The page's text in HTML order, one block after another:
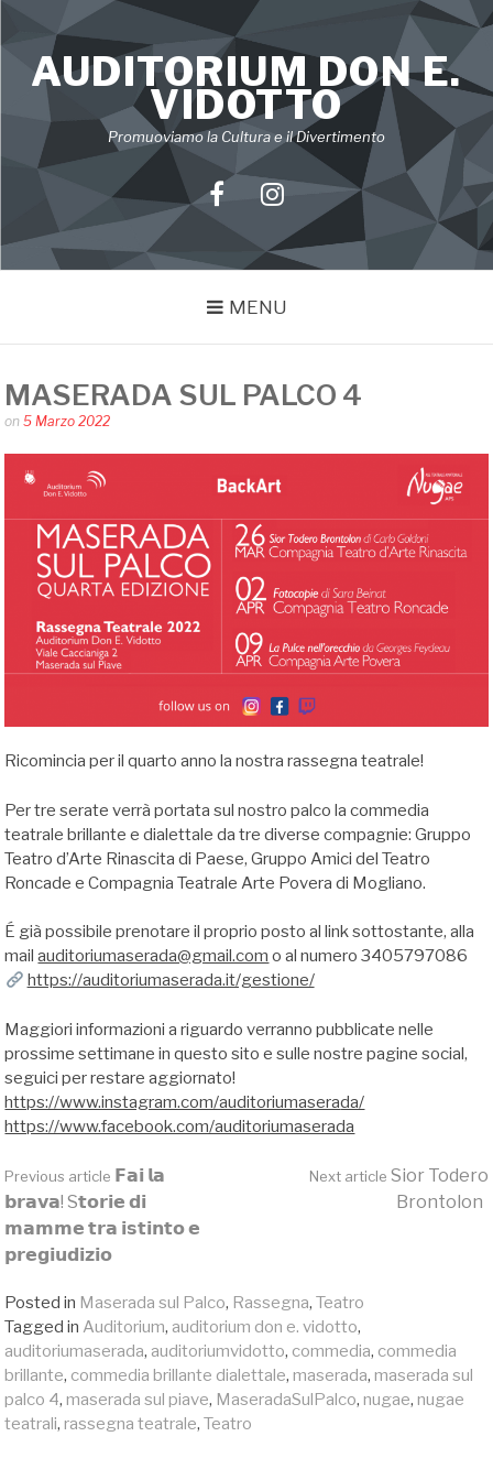
contentAUDITORIUM DON E.
VIDOTTO
Promuoviamo la Cultura e il Divertimento
FacebookInstagram
MENU
MASERADA SUL PALCO 4
Posted
Bin
on5 Marzo 2022
Ricomincia per il quarto anno la nostra rassegna teatrale!
Per tre serate verrà portata sul nostro palco la commedia
teatrale brillante e dialettale da tre diverse compagnie: Gruppo
Teatro d’Arte Rinascita di Paese, Gruppo Amici del Teatro
Roncade e Compagnia Teatrale Arte Povera di Mogliano.
É già possibile prenotare il proprio posto al link sottostante, alla
mailauditoriumaserada@gmail.com o al numero 3405797086
https://auditoriumaserada.it/gestione/
Maggiori informazioni a riguardo verranno pubblicate nelle
prossime settimane in questo sito e sulle nostre pagine social,
seguici per restare aggiornato!
https://www.instagram.com/auditoriumaserada/
https://www.facebook.com/auditoriumaserada
Continue
Reading
Previous article 𝗙𝗮𝗶 𝗹𝗮
𝗯𝗿𝗮𝘃𝗮! S𝘁𝗼𝗿𝗶𝗲 𝗱𝗶
𝗺𝗮𝗺𝗺𝗲 𝘁𝗿𝗮 𝗶𝘀𝘁𝗶𝗻𝘁𝗼 𝗲
𝗽𝗿𝗲𝗴𝗶𝘂𝗱𝗶𝘇𝗶𝗼
Next article Sior Todero
Brontolon
Posted in Maserada sul Palco, Rassegna,Teatro
Tagged in Auditorium, auditorium don e. vidotto,
auditoriumaserada, auditoriumvidotto, commedia, commedia
brillante, commedia brillante dialettale,maserada,maserada sul
palco 4,maserada sul piave, MaseradaSulPalco,nugae,nugae
teatrali,rassegna teatrale,Teatro